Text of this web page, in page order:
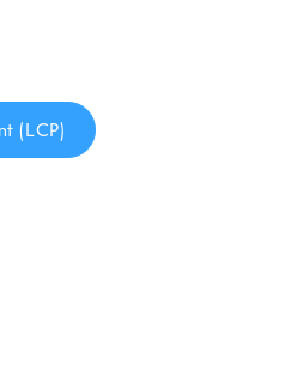
(LCP)